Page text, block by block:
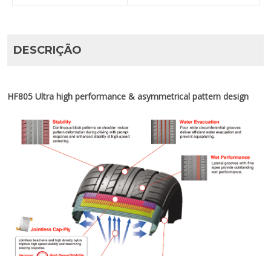
DESCRIÇÃO
HF805 Ultra high performance & asymmetrical pattern design